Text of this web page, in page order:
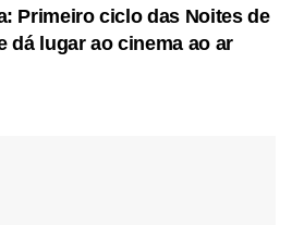
Primeiro ciclo das Noites de
dá lugar ao cinema ao ar